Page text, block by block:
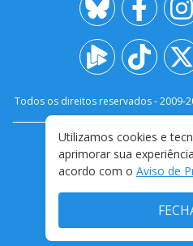
Todos os direitos reservados - 2009-
FALE
TERMOS E
Utilizamos cookies e
aprimorar sua
acordo com o Aviso de